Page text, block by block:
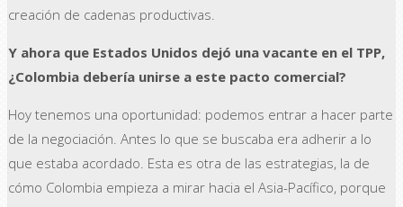
creación de cadenas productivas.
Y ahora que Estados Unidos dejó una vacante en el TPP,
¿Colombia debería unirse a este pacto comercial?
Hoy tenemos una oportunidad: podemos entrar a hacer parte
de la negociación. Antes lo que se buscaba era adherir a lo
que estaba acordado. Esta es otra de las estrategias, la de
cómo Colombia empieza a mirar hacia el Asia-Pacífico, porque